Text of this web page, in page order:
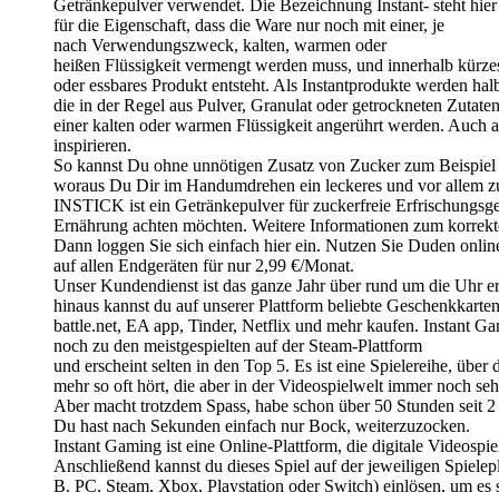
Getränkepulver verwendet. Die Bezeichnung Instant- steht hier
für die Eigenschaft, dass die Ware nur noch mit einer, je
nach Verwendungszweck, kalten, warmen oder
heißen Flüssigkeit vermengt werden muss, und innerhalb
oder essbares Produkt entsteht. Als Instantprodukte werden
die in der Regel aus Pulver, Granulat oder getrockneten
einer kalten oder warmen Flüssigkeit angerührt werden. Auch
inspirieren.
So kannst Du ohne unnötigen Zusatz von Zucker zum
woraus Du Dir im Handumdrehen ein leckeres und vor allem
INSTICK ist ein Getränkepulver für zuckerfreie
Ernährung achten möchten. Weitere Informationen zum
Dann loggen Sie sich einfach hier ein. Nutzen Sie Duden
auf allen Endgeräten für nur 2,99 €/Monat.
Unser Kundendienst ist das ganze Jahr über rund um die Uhr
hinaus kannst du auf unserer Plattform beliebte
battle.net, EA app, Tinder, Netflix und mehr kaufen. Instant
noch zu den meistgespielten auf der Steam-Plattform
und erscheint selten in den Top 5. Es ist eine Spielereihe, über
mehr so oft hört, die aber in der Videospielwelt immer noch
Aber macht trotzdem Spass, habe schon über 50 Stunden seit
Du hast nach Sekunden einfach nur Bock, weiterzuzocken.
Instant Gaming ist eine Online-Plattform, die digitale
Anschließend kannst du dieses Spiel auf der jeweiligen
B. PC, Steam, Xbox, Playstation oder Switch) einlösen, um